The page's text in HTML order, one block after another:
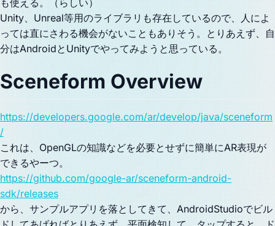
Unity、Unreal等用のライブラリも存在しているので、人によ
っては直にさわる機会がないこともありそう。とりあえず、自
分はAndroidとUnityでやってみようと思っている。
Sceneform Overview
https://developers.google.com/ar/develop/java/sceneform
/
これは、OpenGLの知識などを必要とせずに簡単にAR表現が
できるやーつ。
https://github.com/google-ar/sceneform-android-
sdk/releases
から、サンプルアプリを落としてきて、AndroidStudioでビル